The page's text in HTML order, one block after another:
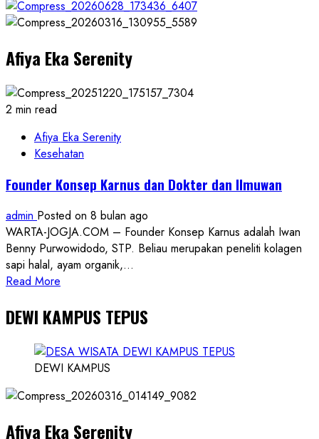
Afiya Eka Serenity
2 min read
Afiya Eka Serenity
Kesehatan
Founder Konsep Karnus dan Dokter dan Ilmuwan
admin Posted on 8 bulan ago
WARTA-JOGJA.COM – Founder Konsep Karnus adalah Iwan
Benny Purwowidodo, STP. Beliau merupakan peneliti kolagen
sapi halal, ayam organik,...
Read More
about
Founder
Konsep
Karnus
Dokter
Ilmuwan
DEWI KAMPUS TEPUS
DEWI KAMPUS
Afiya Eka Serenity